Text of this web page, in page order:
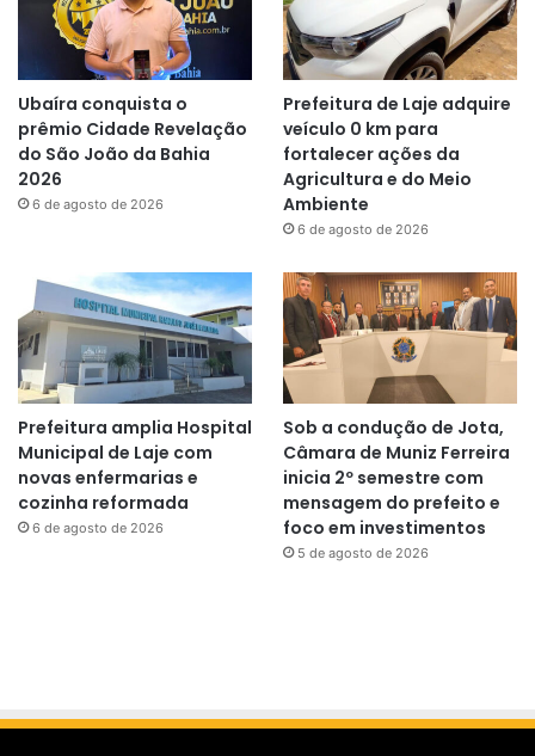
Ubaíra conquista o
prêmio Cidade Revelação
do São João da Bahia
2026
6 de agosto de 2026
Prefeitura de Laje adquire
veículo 0 km para
fortalecer ações da
Agricultura e do Meio
Ambiente
6 de agosto de 2026
Prefeitura amplia Hospital
Municipal de Laje com
novas enfermarias e
cozinha reformada
6 de agosto de 2026
Sob a condução de Jota,
Câmara de Muniz Ferreira
inicia 2º semestre com
mensagem do prefeito e
foco em investimentos
5 de agosto de 2026